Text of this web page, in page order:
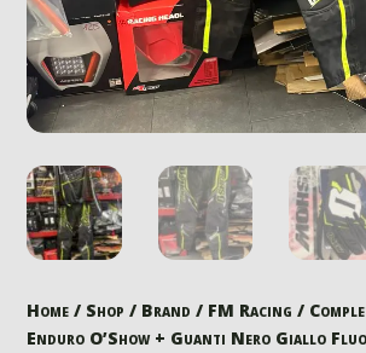
Home / Shop / Brand / FM Racing /
Enduro O’Show + Guanti Nero Giallo Fluo